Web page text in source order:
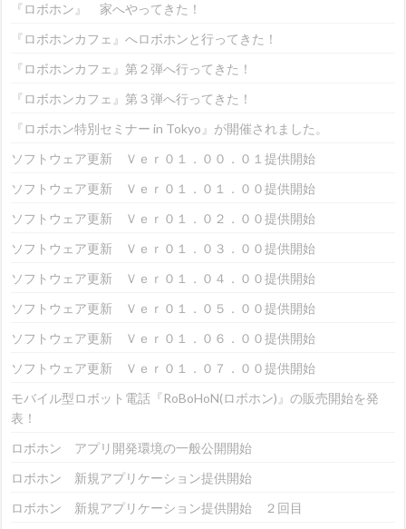
『ロボホン』 家へやってきた！
『ロボホンカフェ』へロボホンと行ってきた！
『ロボホンカフェ』第２弾へ行ってきた！
『ロボホンカフェ』第３弾へ行ってきた！
『ロボホン特別セミナー in Tokyo』が開催されました。
ソフトウェア更新 Ｖｅｒ０１．００．０１提供開始
ソフトウェア更新 Ｖｅｒ０１．０１．００提供開始
ソフトウェア更新 Ｖｅｒ０１．０２．００提供開始
ソフトウェア更新 Ｖｅｒ０１．０３．００提供開始
ソフトウェア更新 Ｖｅｒ０１．０４．００提供開始
ソフトウェア更新 Ｖｅｒ０１．０５．００提供開始
ソフトウェア更新 Ｖｅｒ０１．０６．００提供開始
ソフトウェア更新 Ｖｅｒ０１．０７．００提供開始
モバイル型ロボット電話『RoBoHoN(ロボホン)』の販売開始を発
表！
ロボホン アプリ開発環境の一般公開開始
ロボホン 新規アプリケーション提供開始
ロボホン 新規アプリケーション提供開始 ２回目